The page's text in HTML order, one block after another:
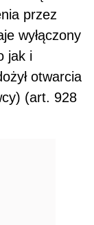
przez
wyłączony
jak i
otwarcia
(art. 928